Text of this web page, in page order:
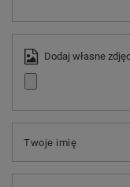
Dodaj własne
Twoje imię